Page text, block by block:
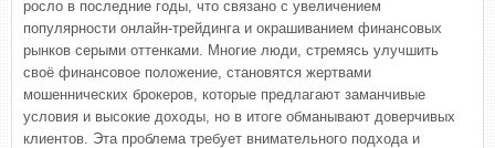
росло в последние годы, что связано с увеличением
популярности онлайн-трейдинга и окрашиванием финансовых
рынков серыми оттенками. Многие люди, стремясь улучшить
своё финансовое положение, становятся жертвами
мошеннических брокеров, которые предлагают заманчивые
условия и высокие доходы, но в итоге обманывают доверчивых
клиентов. Эта проблема требует внимательного подхода и